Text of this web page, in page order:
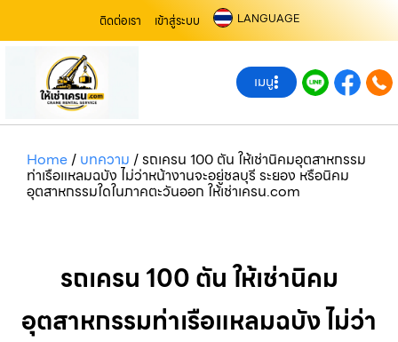
ติดต่อเรา เข้าสู่ระบบ LANGUAGE
เมนู
Home/ บทความ /รถเครน 100 ตัน ให้เช่านิคมอุตสาหกรรม
ท่าเรือแหลมฉบัง ไม่ว่าหน้างานจะอยู่ชลบุรี ระยอง หรือนิคม
อุตสาหกรรมใดในภาคตะวันออก ให้เช่าเครน.com
รถเครน 100 ตัน ให้เช่านิคม
อุตสาหกรรมท่าเรือแหลมฉบัง ไม่ว่า